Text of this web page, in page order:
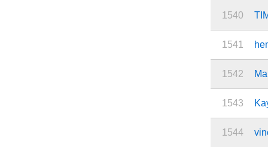
1540
1541
1542
1543
1544